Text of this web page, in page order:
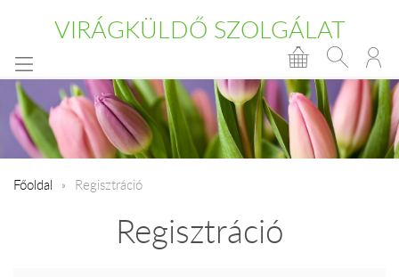
VIRÁGKÜLDŐ SZOLGÁLAT
Főoldal Regisztráció
Regisztráció